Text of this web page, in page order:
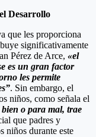
Desarrollo
que les proporciona
significativamente
Pérez de Arce, «el
es un gran factor
les permite
. Sin embargo, el
niños, como señala el
o para mal, trae
que padres y
niños durante este